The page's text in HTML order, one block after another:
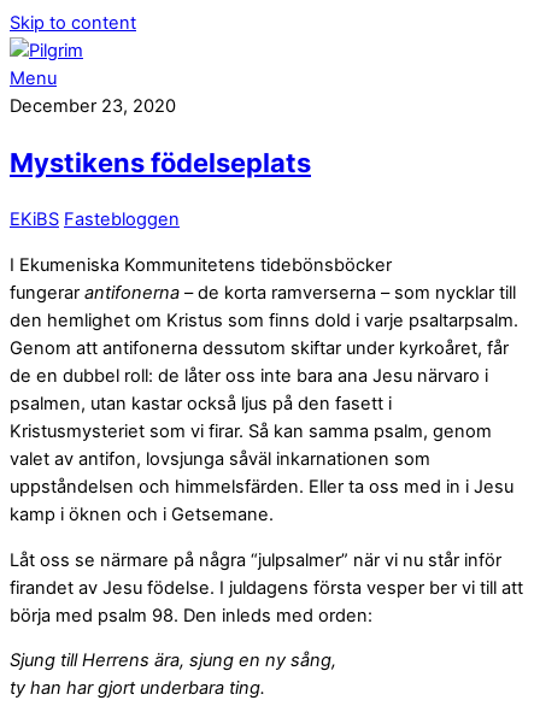
Skip to content
Menu
December 23, 2020
Mystikens födelseplats
EKiBS Fastebloggen
I Ekumeniska Kommunitetens tidebönsböcker
fungerar antifonerna – de korta ramverserna – som nycklar till
den hemlighet om Kristus som finns dold i varje psaltarpsalm.
Genom att antifonerna dessutom skiftar under kyrkoåret, får
de en dubbel roll: de låter oss inte bara ana Jesu närvaro i
psalmen, utan kastar också ljus på den fasett i
Kristusmysteriet som vi firar. Så kan samma psalm, genom
valet av antifon, lovsjunga såväl inkarnationen som
uppståndelsen och himmelsfärden. Eller ta oss med in i Jesu
kamp i öknen och i Getsemane.
Låt oss se närmare på några “julpsalmer” när vi nu står inför
firandet av Jesu födelse. I juldagens första vesper ber vi till att
börja med psalm 98. Den inleds med orden:
Sjung till Herrens ära, sjung en ny sång,
ty han har gjort underbara ting.